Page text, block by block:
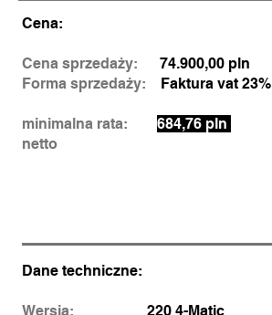
Cena:
Cena sprzedaży:
74.900,00 pln
Forma sprzedaży:
Faktura vat 23%
minimalna rata:
684,76 pln
netto
Dane techniczne:
Wersja: 220 4-Matic